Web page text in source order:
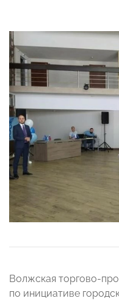
Волжская торгово-
по инициативе